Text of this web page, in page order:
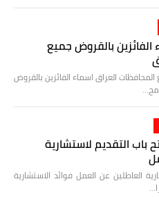
بالقروض جميع
العراق اسماء الفائزين بالقروض
مح…
باب التقديم لاستشارية
العاطلين عن العمل فوائد الاستشارية